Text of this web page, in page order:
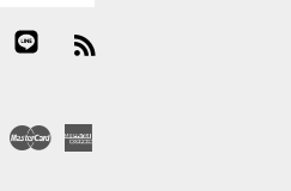
Visa Master